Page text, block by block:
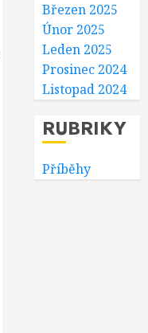
Březen 2025
Únor 2025
Leden 2025
Prosinec 2024
Listopad 2024
RUBRIKY
Příběhy